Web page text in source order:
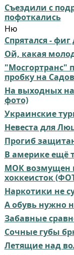
Съездили с
пофоткались
Ню
Спрятался -
Ой, какая
"Мосгортранс"
пробку на
На выходных
фото)
Украинские
Невеста для
Прогиб
В америке ещё
МОК возмущен
хоккеисток
Наркотики не
А обувь нужно
Забавные
Сочные губы
Летящие над